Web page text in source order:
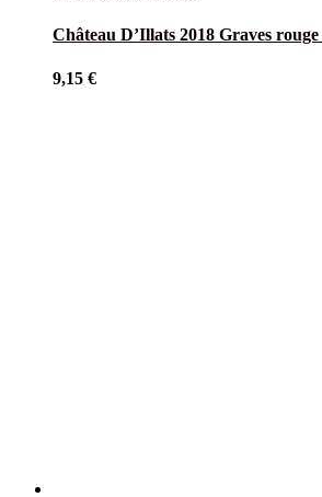
Château D’Illats 2018 Graves rouge
9,15 €